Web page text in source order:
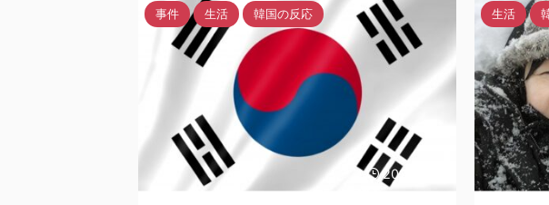
2023/11/5
事件 生活 韓国の反応 生活